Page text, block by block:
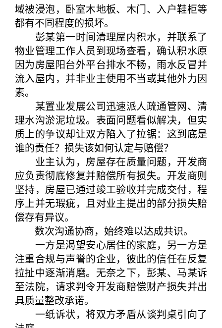
域被浸泡，卧室木地板、木门、入户鞋柜等
都有不同程度的损坏。
彭某第一时间清理屋内积水，并联系了
物业管理工作人员到现场查看，确认积水原
因为房屋阳台外平台排水不畅，雨水反冒并
流入屋内，并非业主使用不当或其他外力因
素。
某置业发展公司迅速派人疏通管网、清
理水沟淤泥垃圾。表面问题看似解决，但实
质上的争议却让双方陷入了拉锯：这到底是
谁的责任？损失该如何认定与赔偿？
业主认为，房屋存在质量问题，开发商
应负责彻底修复并赔偿所有损失。开发商则
坚持，房屋已通过竣工验收并完成交付，程
序上并无瑕疵，且对业主提出的部分损失赔
偿存有异议。
数次沟通协商，始终难以达成共识。
一方是渴望安心居住的家庭，另一方是
注重合规与声誉的企业，彼此的信任在反复
拉扯中逐渐消磨。无奈之下，彭某、马某诉
至法院，请求判令开发商赔偿财产损失并出
具质量整改承诺。
一纸诉状，将双方矛盾从谈判桌引向了